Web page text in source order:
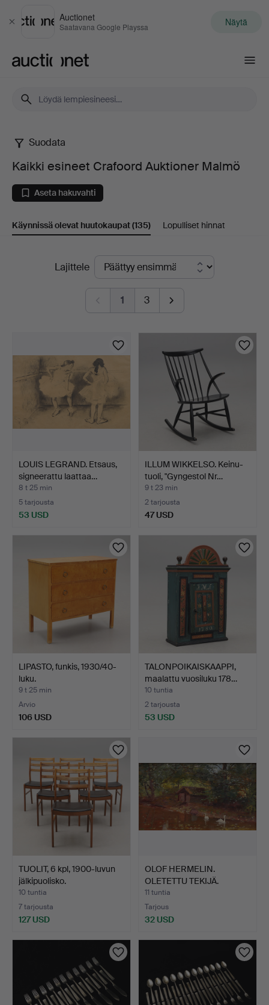
Sulje
Auctionet
Saatavana Google Playssa Näytä
Kaikki
esineet
Crafoord
Auktioner
Malmö
Suodata
Kaikki esineet Crafoord Auktioner Malmö
Aseta hakuvahti
Käynnissä olevat huutokaupat(135) Lopulliset hinnat
Käynnissä
huutokaupat
Lajittele
1 3
LOUIS LEGRAND. Etsaus,
signeerattu laattaa…
8 t 25 min
5 tarjousta
53 USD
ILLUM WIKKELSO. Keinu-
tuoli, "Gyngestol Nr…
9 t 23 min
2 tarjousta
47 USD
LIPASTO, funkis, 1930/40-
luku.
9 t 25 min
Arvio
106 USD
TALONPOIKAISKAAPPI,
maalattu vuosiluku 178…
10 tuntia
2 tarjousta
53 USD
TUOLIT, 6 kpl, 1900-luvun
jälkipuolisko.
10 tuntia
7 tarjousta
127 USD
OLOF HERMELIN.
OLETETTU TEKIJÄ.
Joutsenlam…
11 tuntia
Tarjous
32 USD